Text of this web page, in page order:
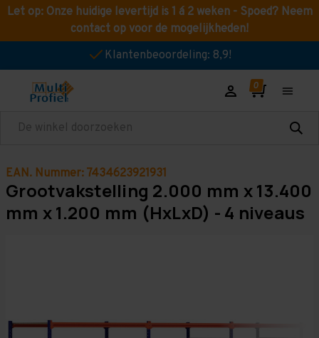
Let op: Onze huidige levertijd is 1 á 2 weken - Spoed? Neem
contact op voor de mogelijkheden!
Klantenbeoordeling: 8,9!
Zoeken
EAN. Nummer: 7434623921931
Grootvakstelling 2.000 mm x 13.400
mm x 1.200 mm (HxLxD) - 4 niveaus